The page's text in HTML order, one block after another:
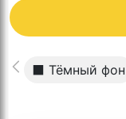
⬛️ Тёмный фон